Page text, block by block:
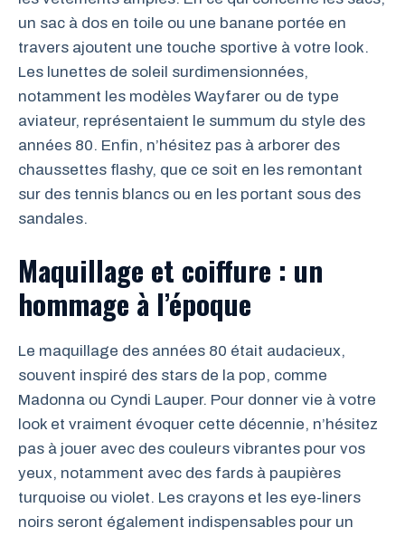
un sac à dos en toile ou une banane portée en
travers ajoutent une touche sportive à votre look.
Les lunettes de soleil surdimensionnées,
notamment les modèles Wayfarer ou de type
aviateur, représentaient le summum du style des
années 80. Enfin, n’hésitez pas à arborer des
chaussettes flashy, que ce soit en les remontant
sur des tennis blancs ou en les portant sous des
sandales.
Maquillage et coiffure : un
hommage à l’époque
Le maquillage des années 80 était audacieux,
souvent inspiré des stars de la pop, comme
Madonna ou Cyndi Lauper. Pour donner vie à votre
look et vraiment évoquer cette décennie, n’hésitez
pas à jouer avec des couleurs vibrantes pour vos
yeux, notamment avec des fards à paupières
turquoise ou violet. Les crayons et les eye-liners
noirs seront également indispensables pour un